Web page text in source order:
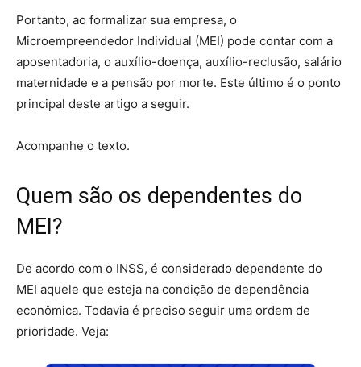
Portanto, ao formalizar sua empresa, o
Microempreendedor Individual (MEI) pode contar com a
aposentadoria, o auxílio-doença, auxílio-reclusão, salário
maternidade e a pensão por morte. Este último é o ponto
principal deste artigo a seguir.
Acompanhe o texto.
Quem são os dependentes do
MEI?
De acordo com o INSS, é considerado dependente do
MEI aquele que esteja na condição de dependência
econômica. Todavia é preciso seguir uma ordem de
prioridade. Veja: